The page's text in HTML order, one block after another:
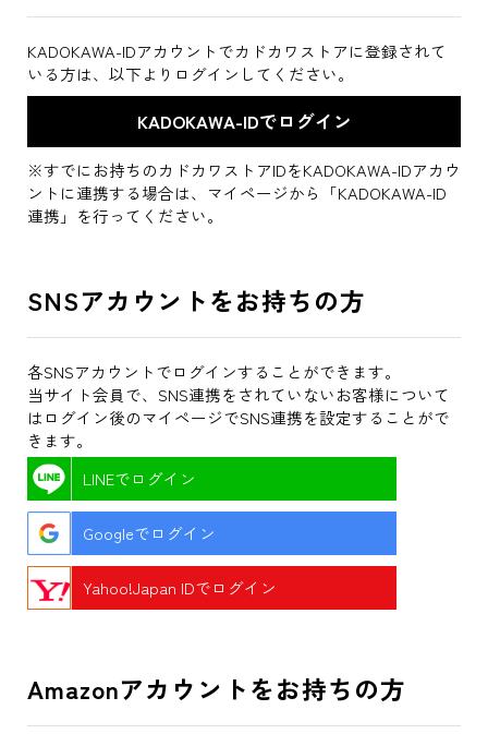
KADOKAWA-IDアカウントでカドカワストアに登録されて
いる方は、以下よりログインしてください。
※すでにお持ちのカドカワストアIDをKADOKAWA-IDアカウ
ントに連携する場合は、マイページから「KADOKAWA-ID
連携」を行ってください。
SNSアカウントをお持ちの方
各SNSアカウントでログインすることができます。
当サイト会員で、SNS連携をされていないお客様について
はログイン後のマイページでSNS連携を設定することがで
きます。
LINEでログイン
Googleでログイン
Yahoo!Japan IDでログイン
Amazonアカウントをお持ちの方